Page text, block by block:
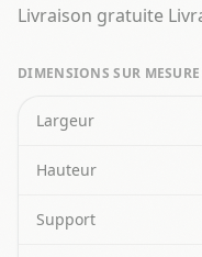
Livraison gratuite
DIMENSIONS SUR MESURE
Largeur
Hauteur
Support